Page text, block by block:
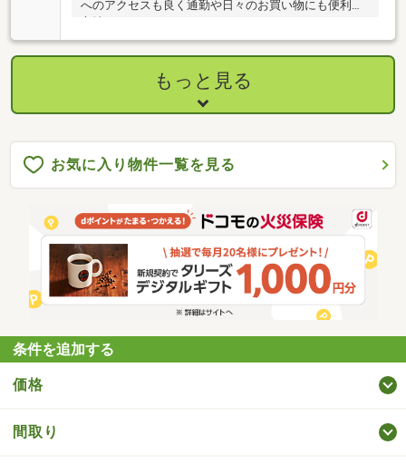
へのアクセスも良く通勤や日々のお買い物にも便利な
立地です♪
もっと見る
お気に入り物件一覧を見る
条件を追加する
価格
間取り